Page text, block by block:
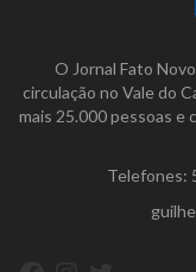
O Jornal Fato
circulação no Vale do
mais 25.000 pessoas e
Telefones: